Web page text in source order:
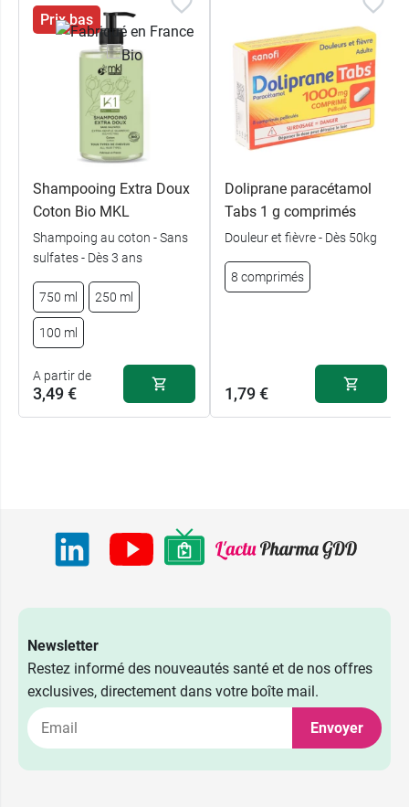
Prix bas
Shampooing Extra Doux
Coton Bio MKL
Shampoing au coton - Sans
sulfates - Dès 3 ans
750 ml 250 ml
100 ml
A partir de
3,49 €
750 ml 7,99 €
250 ml 6,49 €
Doliprane paracétamol
Tabs 1 g comprimés
Douleur et fièvre - Dès 50kg
8 comprimés
1,79 €
Newsletter
Restez informé des nouveautés santé et de nos offres
exclusives, directement dans votre boîte mail.
Envoyer